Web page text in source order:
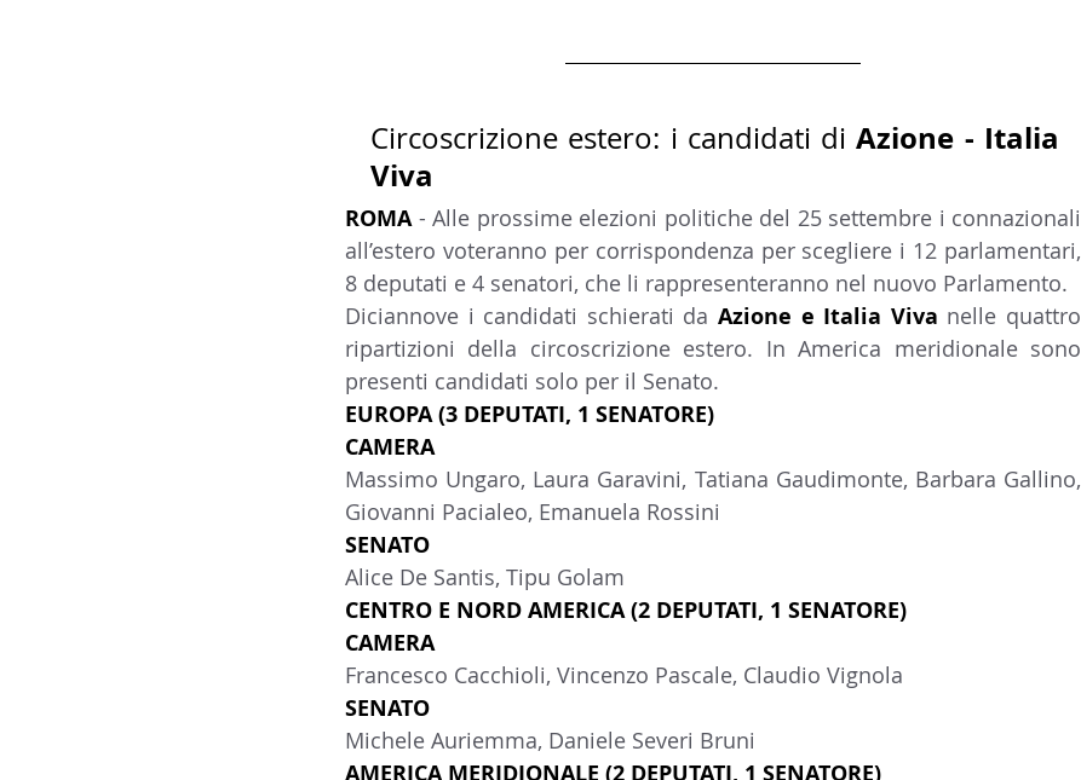
Circoscrizione estero: i candidati di Azione - Italia
Viva
ROMA - Alle prossime elezioni politiche del 25 settembre i connazionali
all’estero voteranno per corrispondenza per scegliere i 12 parlamentari,
8 deputati e 4 senatori, che li rappresenteranno nel nuovo Parlamento.
Diciannove i candidati schierati da Azione e Italia Viva nelle quattro
ripartizioni della circoscrizione estero. In America meridionale sono
presenti candidati solo per il Senato.
EUROPA (3 DEPUTATI, 1 SENATORE)
CAMERA
Massimo Ungaro, Laura Garavini, Tatiana Gaudimonte, Barbara Gallino,
Giovanni Pacialeo, Emanuela Rossini
SENATO
Alice De Santis, Tipu Golam
CENTRO E NORD AMERICA (2 DEPUTATI, 1 SENATORE)
CAMERA
Francesco Cacchioli, Vincenzo Pascale, Claudio Vignola
SENATO
Michele Auriemma, Daniele Severi Bruni
AMERICA MERIDIONALE (2 DEPUTATI, 1 SENATORE)